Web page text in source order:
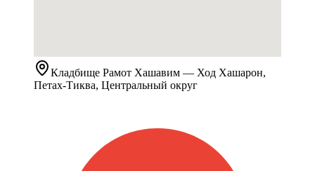
Кладбище Рамот Хашавим — Ход Хашарон,
Петах-Тиква, Центральный округ